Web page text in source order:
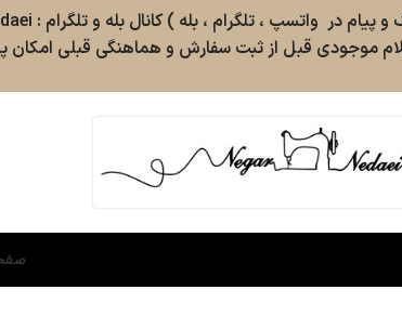
موجودی قبل از ثبت سفارش و هماهنگی قبلی امکان